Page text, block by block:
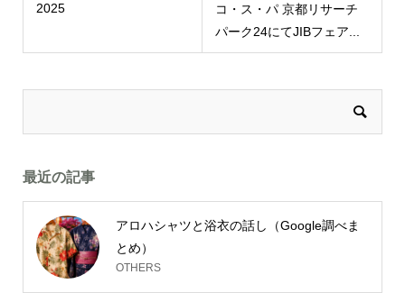
2025
コ・ス・パ 京都リサーチ
パーク24にてJIBフェア...
最近の記事
アロハシャツと浴衣の話し（Google調べま
とめ）
OTHERS